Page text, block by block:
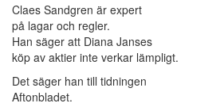
Claes Sandgren är expert
på lagar och regler.
Han säger att Diana Janses
köp av aktier inte verkar lämpligt.
Det säger han till tidningen
Aftonbladet.